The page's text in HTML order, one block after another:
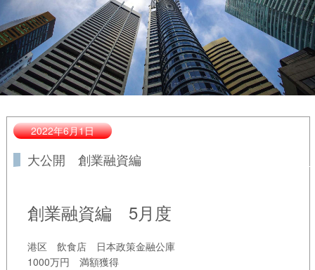
2022年6月1日
大公開 創業融資編
創業融資編 5月度
港区 飲食店 日本政策金融公庫
1000万円 満額獲得